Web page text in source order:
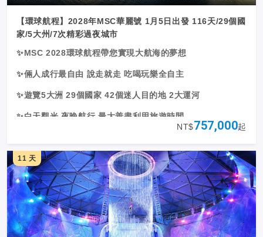
【環球航程】2028年MSC華麗號 1月5日出發 116天/29個國
家/5大州/7次精彩過夜城市
✨MSC 2028環球航程帶您實現大航海的夢想
✨倆人成行最自由 說走就走 吃喝玩樂全自主
✨遊覽5大洲 29個國家 42個迷人目的地 2大運河
✨白天觀光 夜晚航行 最大善盡利用旅遊時間
✨一次可能改變人生的體驗 帶回滿載的記憶
NT$757,000起
11 天